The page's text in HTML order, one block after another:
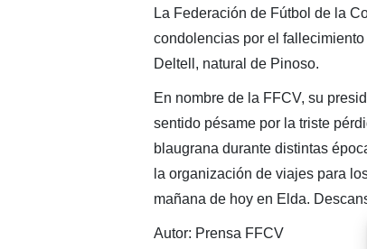
La Federación de Fútbol de la
condolencias por el
Deltell, natural de Pinoso.
En nombre de la FFCV, su
sentido pésame por la triste
blaugrana durante distintas
la organización de viajes para
mañana de hoy en Elda.
Autor: Prensa FFCV